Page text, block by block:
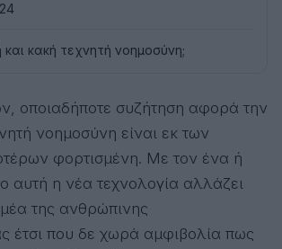
κακή τεχνητή νοημοσύνη;
νοημοσύνη είναι εκ των
φορτισμένη. Με τον ένα ή
αυτή η νέα τεχνολογία αλλάζει
της ανθρώπινης
έτσι που δε χωρά αμφιβολία πως